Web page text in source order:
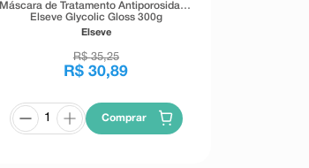
Máscara de Tratamento Antiporosidade
Elseve Glycolic Gloss 300g
Elseve
R$ 35,25
R$ 30,89
Comprar